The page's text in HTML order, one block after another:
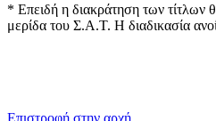
* Επειδή η διακράτηση των τίτλων
μερίδα του Σ.Α.Τ. Η διαδικασία
Επιστροφή στην αρχή